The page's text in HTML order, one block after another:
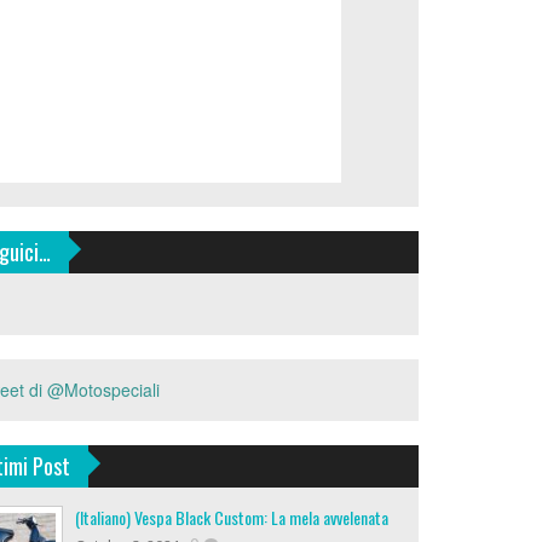
di @Motospeciali
Post
(Italiano) Vespa Black Custom: La mela avvelenata